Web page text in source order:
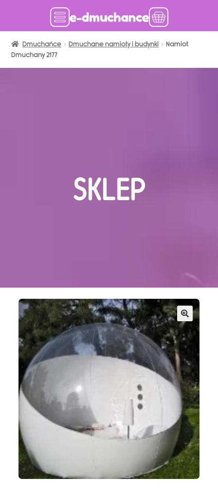
Dmuchańce w magazynie
Produkcja Dmuchańców
Sale Zabaw
Dmuchańce Dmuchane namioty i budynki
Namiot
Dmuchany 2177